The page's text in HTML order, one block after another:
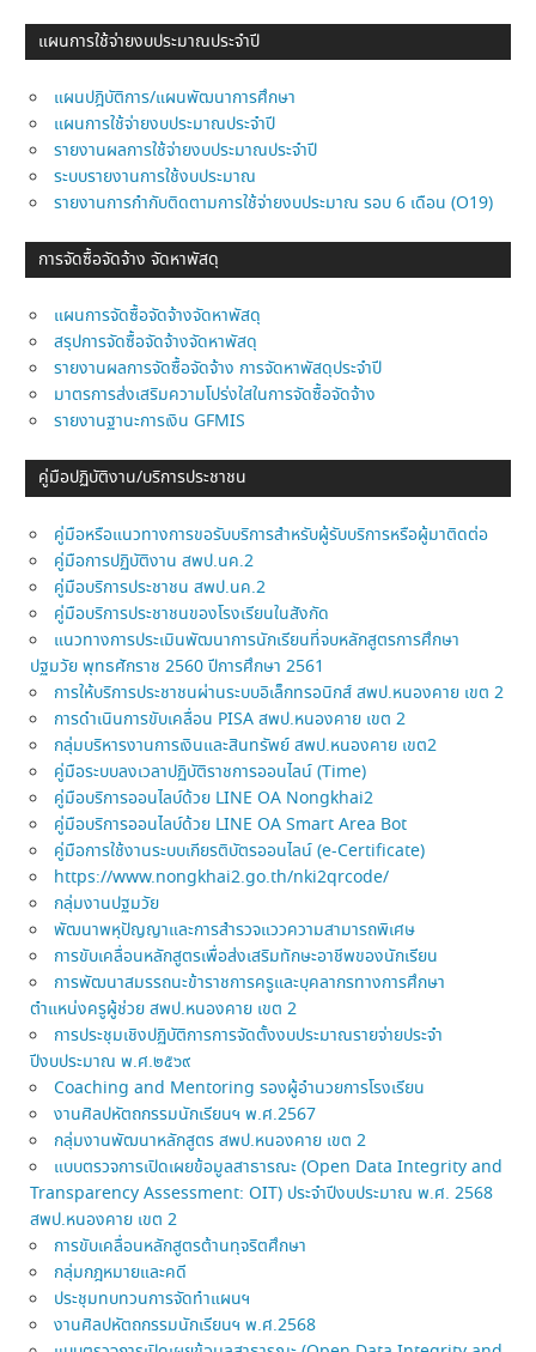
แผนการใช้จ่ายงบประมาณประจำปี
แผนปฎิบัติการ/แผนพัฒนาการศึกษา
แผนการใช้จ่ายงบประมาณประจำปี
รายงานผลการใช้จ่ายงบประมาณประจำปี
ระบบรายงานการใช้งบประมาณ
รายงานการกำกับติดตามการใช้จ่ายงบประมาณ รอบ 6 เดือน (O19)
การจัดซื้อจัดจ้าง จัดหาพัสดุ
แผนการจัดซื้อจัดจ้างจัดหาพัสดุ
สรุปการจัดซื้อจัดจ้างจัดหาพัสดุ
รายงานผลการจัดซื้อจัดจ้าง การจัดหาพัสดุประจำปี
มาตรการส่งเสริมความโปร่งใสในการจัดซื้อจัดจ้าง
รายงานฐานะการเงิน GFMIS
คู่มือปฏิบัติงาน/บริการประชาชน
คู่มือหรือแนวทางการขอรับบริการสำหรับผู้รับบริการหรือผู้มาติดต่อ
คู่มือการปฏิบัติงาน สพป.นค.2
คู่มือบริการประชาชน สพป.นค.2
คู่มือบริการประชาชนของโรงเรียนในสังกัด
แนวทางการประเมินพัฒนาการนักเรียนที่จบหลักสูตรการศึกษา
ปฐมวัย พุทธศักราช 2560 ปีการศึกษา 2561
การให้บริการประชาชนผ่านระบบอิเล็กทรอนิกส์ สพป.หนองคาย เขต 2
การดำเนินการขับเคลื่อน PISA สพป.หนองคาย เขต 2
กลุ่มบริหารงานการเงินและสินทรัพย์ สพป.หนองคาย เขต2
คู่มือระบบลงเวลาปฏิบัติราชการออนไลน์ (Time)
คู่มือบริการออนไลบ์ด้วย LINE OA Nongkhai2
คู่มือบริการออนไลบ์ด้วย LINE OA Smart Area Bot
คู่มือการใช้งานระบบเกียรติบัตรออนไลน์ (e-Certificate)
https://www.nongkhai2.go.th/nki2qrcode/
กลุ่มงานปฐมวัย
พัฒนาพหุปัญญาและการสำรวจแววความสามารถพิเศษ
การขับเคลื่อนหลักสูตรเพื่อส่งเสริมทักษะอาชีพของนักเรียน
การพัฒนาสมรรถนะข้าราชการครูและบุคลากรทางการศึกษา
ตำแหน่งครูผู้ช่วย สพป.หนองคาย เขต 2
การประชุมเชิงปฏิบัติการการจัดตั้งงบประมาณรายจ่ายประจำ
ปีงบประมาณ พ.ศ.๒๕๖๙
Coaching and Mentoring รองผู้อำนวยการโรงเรียน
งานศิลปหัตถกรรมนักเรียนฯ พ.ศ.2567
กลุ่มงานพัฒนาหลักสูตร สพป.หนองคาย เขต 2
แบบตรวจการเปิดเผยข้อมูลสาธารณะ (Open Data Integrity and
Transparency Assessment: OIT) ประจำปีงบประมาณ พ.ศ. 2568
สพป.หนองคาย เขต 2
การขับเคลื่อนหลักสูตรต้านทุจริตศึกษา
กลุ่มกฎหมายและคดี
ประชุมทบทวนการจัดทำแผนฯ
งานศิลปหัตถกรรมนักเรียนฯ พ.ศ.2568